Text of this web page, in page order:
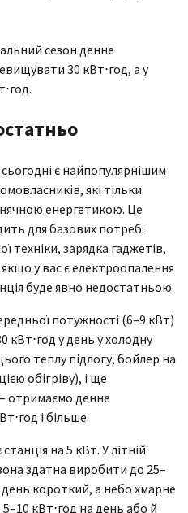
сезон денне
30 кВт⋅год, а у
є найпопулярнішим
які тільки
енергетикою. Це
для базових потреб:
техніки, зарядка гаджетів,
у вас є електроопалення
буде явно недостатньою.
потужності (6–9 кВт)
кВт⋅год у день у холодну
теплу підлогу, бойлер на
обігріву), і ще
отримаємо денне
і більше.
на 5 кВт. У літній
здатна виробити до 25–
короткий, а небо хмарне
кВт⋅год на день або й